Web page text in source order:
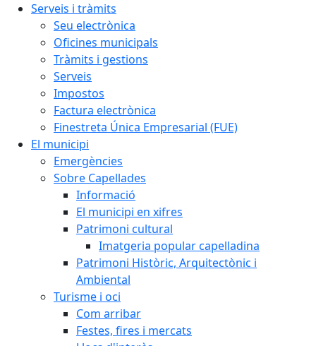
Serveis i tràmits
Seu electrònica
Oficines municipals
Tràmits i gestions
Serveis
Impostos
Factura electrònica
Finestreta Única Empresarial (FUE)
El municipi
Emergències
Sobre Capellades
Informació
El municipi en xifres
Patrimoni cultural
Imatgeria popular capelladina
Patrimoni Històric, Arquitectònic i
Ambiental
Turisme i oci
Com arribar
Festes, fires i mercats